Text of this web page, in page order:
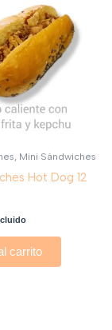
Mini Sándwiches
Hot Dog 12
carrito